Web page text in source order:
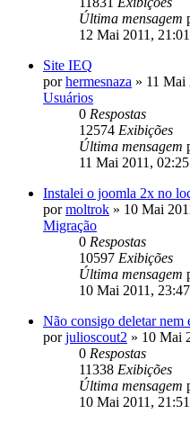
Última mensagem
12 Mai 2011, 21:01
Site IEQ
porhermesnaza » 11 Mai
Usuários
0 Respostas
12574 Exibições
Última mensagem
11 Mai 2011, 02:25
Instalei o joomla 2x no
pormoltrok » 10 Mai
Migração
0 Respostas
10597 Exibições
Última mensagem
10 Mai 2011, 23:47
Não consigo deletar nem
porjulioscout2 » 10 Mai
0 Respostas
11338 Exibições
Última mensagem
10 Mai 2011, 21:51